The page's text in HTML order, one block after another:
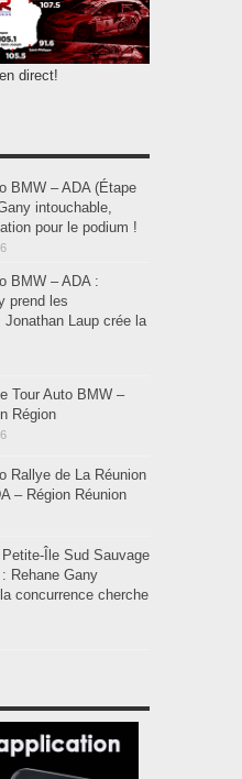
direct!
BMW – ADA (Étape
intouchable,
pour le podium !
BMW – ADA :
prend les
Jonathan Laup crée la
Tour Auto BMW –
Région
Rallye de La Réunion
– Région Réunion
Île Sud Sauvage
Rehane Gany
concurrence cherche